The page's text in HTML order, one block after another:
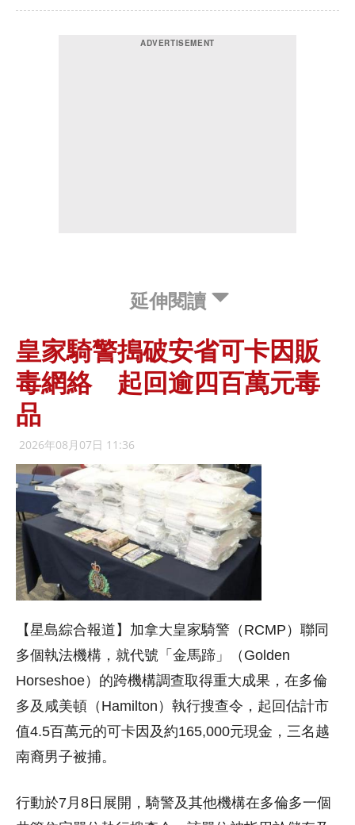
延伸閱讀
皇家騎警搗破安省可卡因販
毒網絡 起回逾四百萬元毒
品
2026年08月07日 11:36
【星島綜合報道】加拿大皇家騎警（RCMP）聯同
多個執法機構，就代號「金馬蹄」（Golden
Horseshoe）的跨機構調查取得重大成果，在多倫
多及咸美頓（Hamilton）執行搜查令，起回估計市
值4.5百萬元的可卡因及約165,000元現金，三名越
南裔男子被捕。
行動於7月8日展開，騎警及其他機構在多倫多一個